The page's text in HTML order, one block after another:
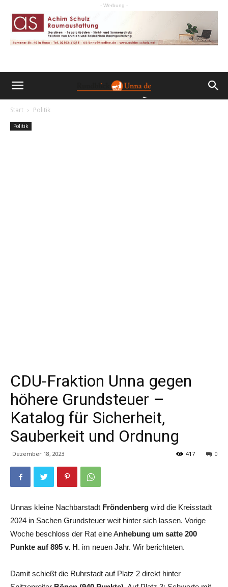
- Werbung -
Start Politik
Politik
CDU-Fraktion Unna gegen
höhere Grundsteuer –
Katalog für Sicherheit,
Sauberkeit und Ordnung
Dezember 18, 2023 0
417
Unnas kleine Nachbarstadt Fröndenberg wird die Kreisstadt
2024 in Sachen Grundsteuer weit hinter sich lassen. Vorige
Woche beschloss der Rat eine Anhebung um satte 200
Punkte auf 895 v. H. im neuen Jahr. Wir berichteten.
Damit schießt die Ruhrstadt auf Platz 2 direkt hinter